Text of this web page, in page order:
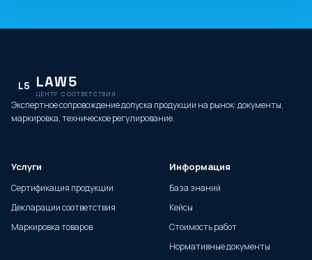
L5 LAW5
ЦЕНТР СООТВЕТСТВИЯ
Экспертное сопровождение допуска продукции на рынок: документы,
маркировка, техническое регулирование.
Услуги
Сертификация продукции
Декларации соответствия
Маркировка товаров
Информация
База знаний
Кейсы
Стоимость работ
Нормативные документы